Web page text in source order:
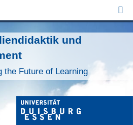
und
the Future of Learning